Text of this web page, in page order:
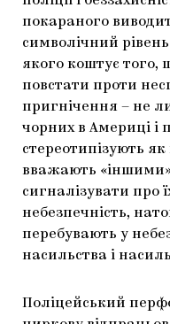
покараного
символічний
якого коштує того,
повстати проти
пригнічення – не
чорних в Америці і
стереотипізують як
вважають
сигналізувати про
небезпечність,
перебувають у
насильства і
Поліцейський